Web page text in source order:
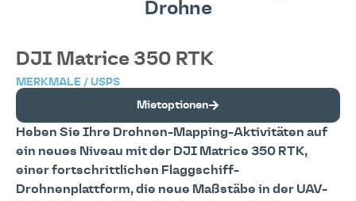
Drohne
Heben Sie Ihre Drohnen-Mapping-Aktivitäten auf
ein neues Niveau mit der DJI Matrice 350 RTK,
einer fortschrittlichen Flaggschiff-
Drohnenplattform, die neue Maßstäbe in der UAV-
DJI Matrice 350 RTK
MERKMALE / USPS
Mietoptionen